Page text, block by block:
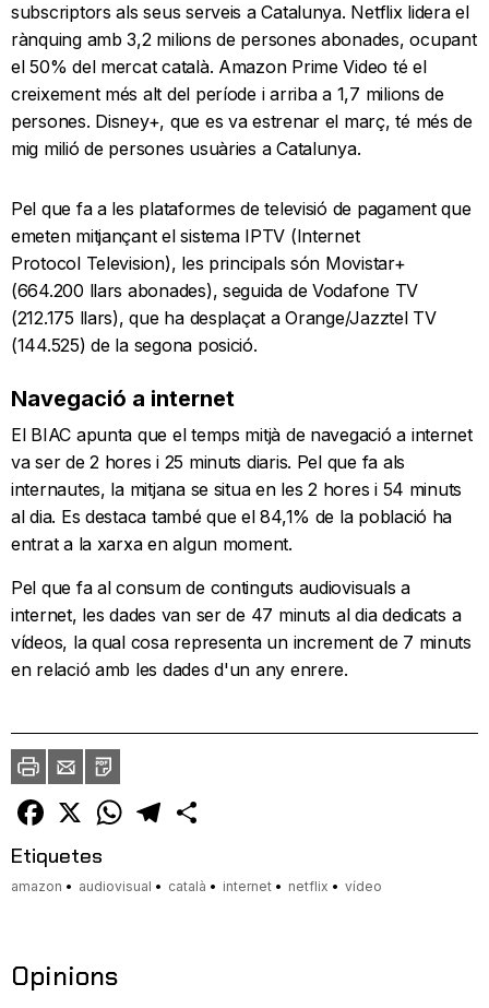
subscriptors als seus serveis a Catalunya. Netflix lidera el
rànquing amb 3,2 milions de persones abonades, ocupant
el 50% del mercat català. Amazon Prime Video té el
creixement més alt del període i arriba a 1,7 milions de
persones. Disney+, que es va estrenar el març, té més de
mig milió de persones usuàries a Catalunya.
Pel que fa a les plataformes de televisió de pagament que
emeten mitjançant el sistema IPTV (Internet
Protocol Television), les principals són Movistar+
(664.200 llars abonades), seguida de Vodafone TV
(212.175 llars), que ha desplaçat a Orange/Jazztel TV
(144.525) de la segona posició.
Navegació a internet
El BIAC apunta que el temps mitjà de navegació a internet
va ser de 2 hores i 25 minuts diaris. Pel que fa als
internautes, la mitjana se situa en les 2 hores i 54 minuts
al dia. Es destaca també que el 84,1% de la població ha
entrat a la xarxa en algun moment.
Pel que fa al consum de continguts audiovisuals a
internet, les dades van ser de 47 minuts al dia dedicats a
vídeos, la qual cosa representa un increment de 7 minuts
en relació amb les dades d'un any enrere.
ImprimirEnvia
un
amic
PDF
Facebook
X WhatsAppTelegram
Etiquetes
amazon audiovisual català internet netflix vídeo
Opinions